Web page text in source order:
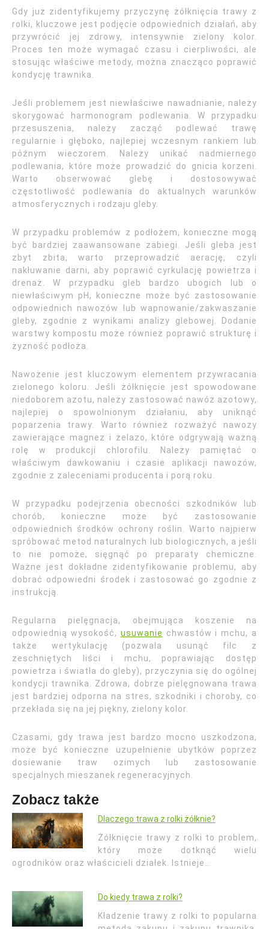
Gdy już zidentyfikujemy przyczynę żółknięcia trawy z
rolki, kluczowe jest podjęcie odpowiednich działań, aby
przywrócić jej zdrowy, intensywnie zielony kolor.
Proces ten może wymagać czasu i cierpliwości, ale
stosując właściwe metody, można znacząco poprawić
kondycję trawnika.
Jeśli problemem jest niewłaściwe nawadnianie, należy
skorygować harmonogram podlewania. W przypadku
przesuszenia, należy zacząć podlewać trawę
regularnie i głęboko, najlepiej wczesnym rankiem lub
późnym wieczorem. Należy unikać nadmiernego
podlewania, które może prowadzić do gnicia korzeni.
Warto obserwować glebę i dostosowywać
częstotliwość podlewania do aktualnych warunków
atmosferycznych i rodzaju gleby.
W przypadku problemów z podłożem, konieczne mogą
być bardziej zaawansowane zabiegi. Jeśli gleba jest
zbyt zbita, warto przeprowadzić aerację, czyli
nakłuwanie darni, aby poprawić cyrkulację powietrza i
drenaż. W przypadku gleb bardzo ubogich lub o
niewłaściwym pH, konieczne może być zastosowanie
odpowiednich nawozów lub wapnowanie/zakwaszanie
gleby, zgodnie z wynikami analizy glebowej. Dodanie
warstwy kompostu może również poprawić strukturę i
żyzność podłoża.
Nawożenie jest kluczowym elementem przywracania
zielonego koloru. Jeśli żółknięcie jest spowodowane
niedoborem azotu, należy zastosować nawóz azotowy,
najlepiej o spowolnionym działaniu, aby uniknąć
poparzenia trawy. Warto również rozważyć nawozy
zawierające magnez i żelazo, które odgrywają ważną
rolę w produkcji chlorofilu. Należy pamiętać o
właściwym dawkowaniu i czasie aplikacji nawozów,
zgodnie z zaleceniami producenta i porą roku.
W przypadku podejrzenia obecności szkodników lub
chorób, konieczne może być zastosowanie
odpowiednich środków ochrony roślin. Warto najpierw
spróbować metod naturalnych lub biologicznych, a jeśli
to nie pomoże, sięgnąć po preparaty chemiczne.
Ważne jest dokładne zidentyfikowanie problemu, aby
dobrać odpowiedni środek i zastosować go zgodnie z
instrukcją.
Regularna pielęgnacja, obejmująca koszenie na
odpowiednią wysokość, usuwanie chwastów i mchu, a
także wertykulację (pozwala usunąć filc z
zeschniętych liści i mchu, poprawiając dostęp
powietrza i światła do gleby), przyczynia się do ogólnej
kondycji trawnika. Zdrowa, dobrze pielęgnowana trawa
jest bardziej odporna na stres, szkodniki i choroby, co
przekłada się na jej piękny, zielony kolor.
Czasami, gdy trawa jest bardzo mocno uszkodzona,
może być konieczne uzupełnienie ubytków poprzez
dosiewanie traw ozimych lub zastosowanie
specjalnych mieszanek regeneracyjnych.
Zobacz także
Dlaczego trawa z rolki żółknie?
Żółknięcie trawy z rolki to problem,
który może dotknąć wielu
ogrodników oraz właścicieli działek. Istnieje…
Do kiedy trawa z rolki?
Kładzenie trawy z rolki to popularna